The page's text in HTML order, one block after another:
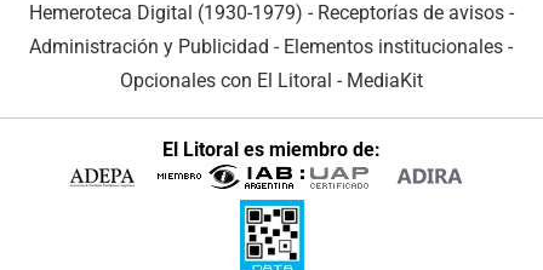
Hemeroteca Digital (1930-1979) - Receptorías de avisos -
Administración y Publicidad - Elementos institucionales -
Opcionales con El Litoral - MediaKit
El Litoral es miembro de: